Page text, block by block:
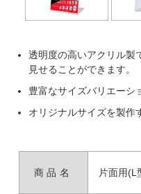
透明度の高いアクリル製
見せることができます。
豊富なサイズバリエーシ
オリジナルサイズを製作
商品名 片面用(L